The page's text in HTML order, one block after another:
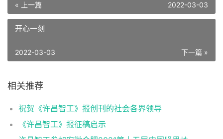
« 上一篇 2022-03-03
开心一刻
下一篇 »
2022-03-03
相关推荐
祝贺《许昌智工》报创刊的社会各界领导
《许昌智工》报征稿启示